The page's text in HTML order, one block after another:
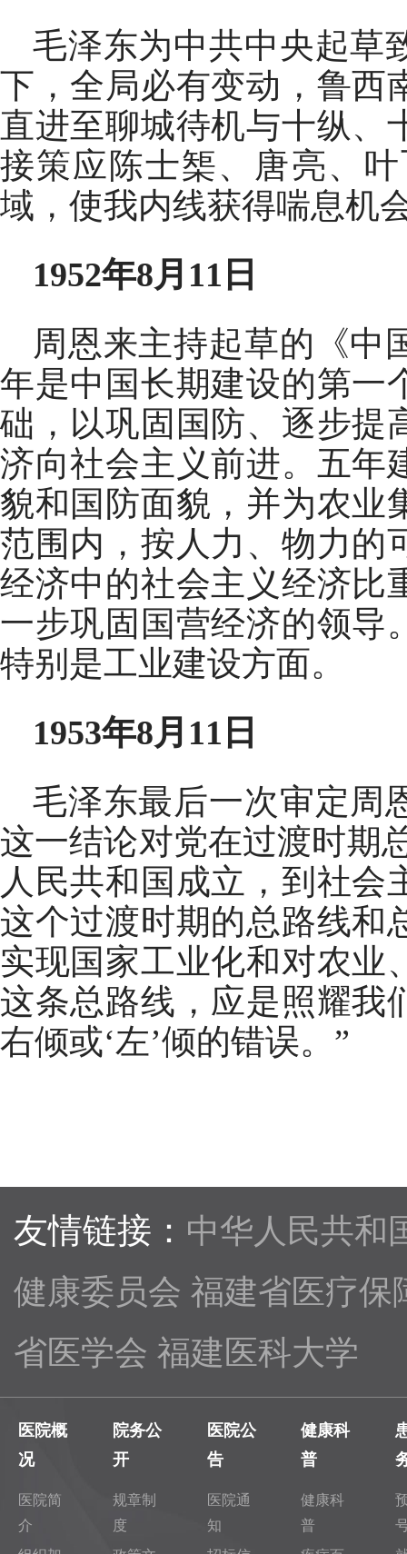
毛泽东为中共中央起草
下，全局必有变动，鲁西
直进至聊城待机与十纵、
接策应陈士榘、唐亮、
域，使我内线获得喘息机
1952年8月11日
周恩来主持起草的《中
年是中国长期建设的第一
础，以巩固国防、逐步提
济向社会主义前进。五年
貌和国防面貌，并为农业
范围内，按人力、物力的
经济中的社会主义经济比
一步巩固国营经济的领导
特别是工业建设方面。
1953年8月11日
毛泽东最后一次审定周
这一结论对党在过渡时期
人民共和国成立，到社
这个过渡时期的总路线和
实现国家工业化和对农业
这条总路线，应是照耀我
右倾或‘左’倾的错误。”
友情链接： 中华人民共和
健康委员会 福建省医疗保
省医学会 福建医科大学
医院概
况
医院简
介
院务公
开
规章制
度
医院公
告
医院通
知
健康科
普
健康科
普